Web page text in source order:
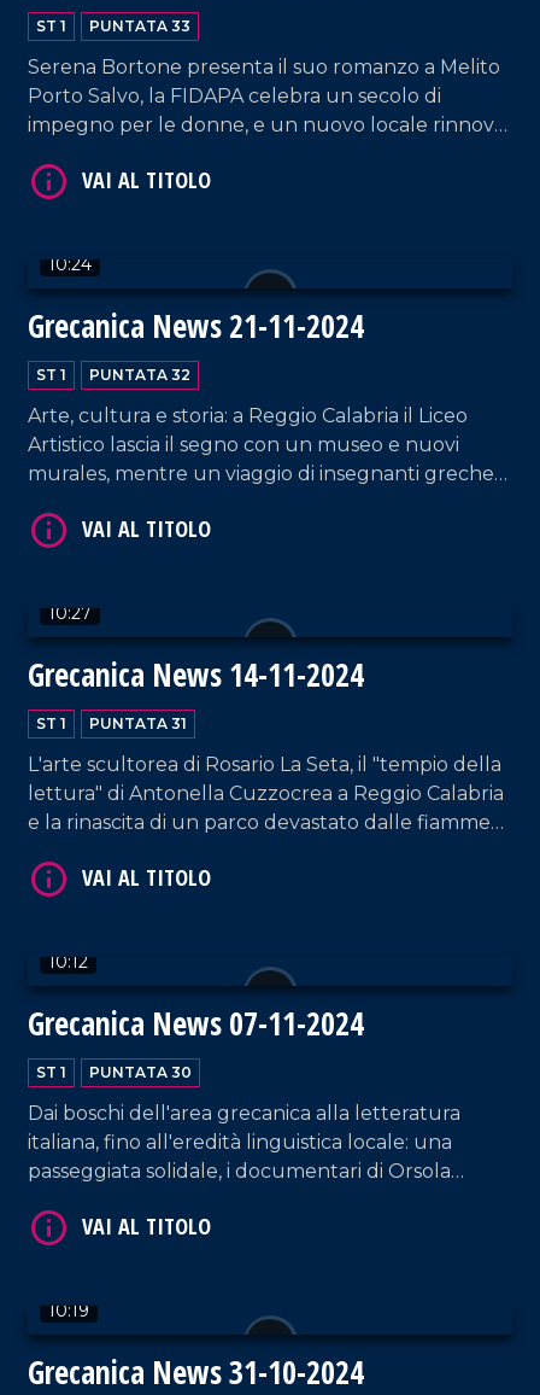
ST 1 PUNTATA 33
Serena Bortone presenta il suo romanzo a Melito
Porto Salvo, la FIDAPA celebra un secolo di
impegno per le donne, e un nuovo locale rinnova
10:24
Grecanica News 21-11-2024
ST 1 PUNTATA 32
Arte, cultura e storia: a Reggio Calabria il Liceo
Artistico lascia il segno con un museo e nuovi
murales, mentre un viaggio di insegnanti greche
comunità grecaniche nel Risorgimento calabrese.
10:27
Grecanica News 14-11-2024
ST 1 PUNTATA 31
L'arte scultorea di Rosario La Seta, il "tempio della
lettura" di Antonella Cuzzocrea a Reggio Calabria
e la rinascita di un parco devastato dalle fiamme
10:12
Grecanica News 07-11-2024
ST 1 PUNTATA 30
Dai boschi dell'area grecanica alla letteratura
italiana, fino all'eredità linguistica locale: una
passeggiata solidale, i documentari di Orsola
memoria, cultura e tradizione.
10:19
Grecanica News 31-10-2024
VAI AL TITOLO
VAI AL TITOLO
VAI AL TITOLO
VAI AL TITOLO